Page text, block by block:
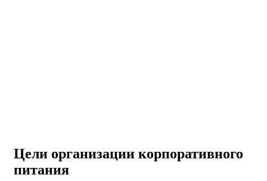
Цели организации корпоративного
питания